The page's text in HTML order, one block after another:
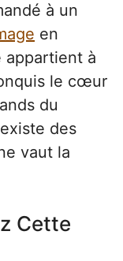
à un
en
appartient à
le cœur
du
des
vaut la
Cette